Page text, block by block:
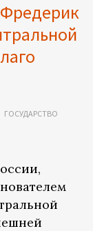
ГОСУДАРСТВО